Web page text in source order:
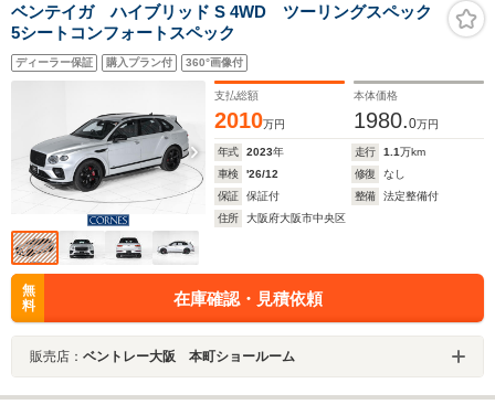
ベンテイガ ハイブリッド S 4WD ツーリングスペック
5シートコンフォートスペック
ディーラー保証 購入プラン付 360°画像付
支払総額
2010万円
本体価格
1980.0万円
年式 2023年 走行 1.1万km
車検
'26/12 修復
なし
保証
保証付 整備
法定整備付
住所
大阪府大阪市中央区
無
料
在庫確認・見積依頼
販売店： ベントレー大阪 本町ショールーム